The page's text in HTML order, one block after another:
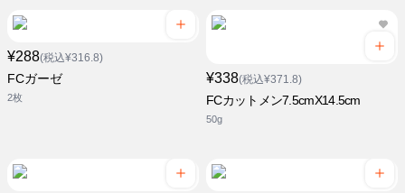
¥288(税込¥316.8)
FCガーゼ
2枚
¥338(税込¥371.8)
FCカットメン7.5cmX14.5cm
50g